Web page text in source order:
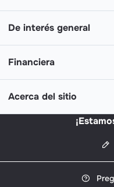
De interés general
Financiera
Acerca del sitio